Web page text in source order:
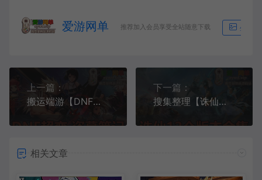
爱游网单 推荐加入会员享受全站随意下载 生成海
上一篇：
搬运端游【DNF超变版】100级盗墓笔记鸿蒙界第六季GM工具虚拟机一键端
下一篇：
搜集整理【诛仙单机】合集12个版本带教程GM后台虚拟机端
相关文章